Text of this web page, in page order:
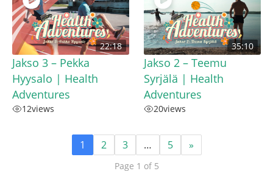
22:18
Jakso 3 – Pekka
Hyysalo | Health
Adventures
12views
35:10
Jakso 2 – Teemu
Syrjälä | Health
Adventures
20views
1 2 3 … 5 »
Page 1 of 5